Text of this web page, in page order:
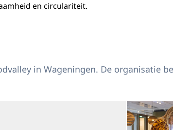
en circulariteit.
Foodvalley Wageningen
in Wageningen. De organisatie